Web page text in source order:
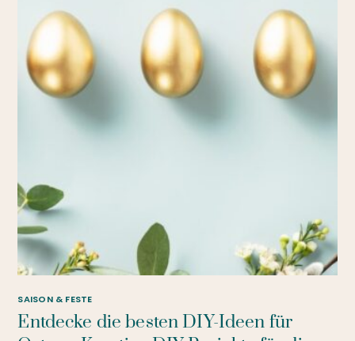
SAISON & FESTE
Entdecke die besten DIY-Ideen für